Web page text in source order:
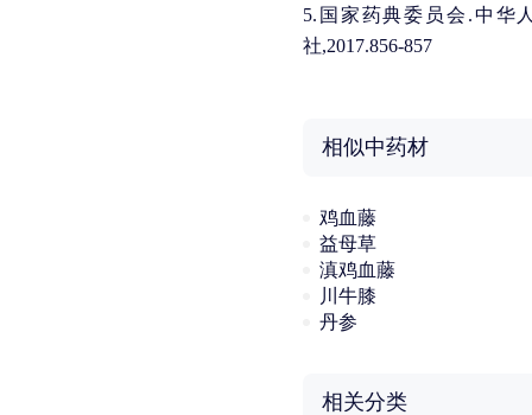
5.国家药典委员会.中华
社,2017.856-857
相似中药材
鸡血藤
益母草
滇鸡血藤
川牛膝
丹参
相关分类